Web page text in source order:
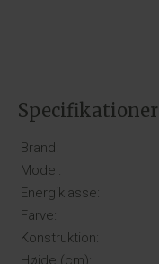
Specifikationer
Brand:
Model:
Energiklasse:
Farve:
Konstruktion:
Højde (cm):